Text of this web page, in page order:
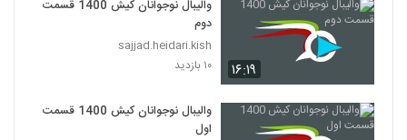
۱۶:۱۹
والیبال نوجوانان کیش 1400 قسمت
دوم
sajjad.heidari.kish
۱۰ بازدید
والیبال نوجوانان کیش 1400 قسمت
اول